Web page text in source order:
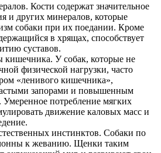
Кости содержат значительное
и других минералов, которые
собаки при их поедании. Кроме
в хрящах, способствует
суставов.
кишечника. У собак, которые не
физической нагрузки, часто
«ленивого кишечника»,
запорами и повышенным
Умеренное потребление мягких
движение каловых масс и
инстинктов. Собаки по
к жеванию. Щенки таким